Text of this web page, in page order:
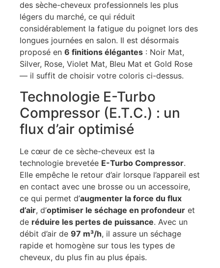
des sèche-cheveux professionnels les plus
légers du marché, ce qui réduit
considérablement la fatigue du poignet lors des
longues journées en salon. Il est désormais
proposé en 6 finitions élégantes : Noir Mat,
Silver, Rose, Violet Mat, Bleu Mat et Gold Rose
— il suffit de choisir votre coloris ci-dessus.
Technologie E-Turbo
Compressor (E.T.C.) : un
flux d’air optimisé
Le cœur de ce sèche-cheveux est la
technologie brevetée E-Turbo Compressor.
Elle empêche le retour d’air lorsque l’appareil est
en contact avec une brosse ou un accessoire,
ce qui permet d’augmenter la force du flux
d’air, d’optimiser le séchage en profondeur et
de réduire les pertes de puissance. Avec un
débit d’air de 97 m³/h, il assure un séchage
rapide et homogène sur tous les types de
cheveux, du plus fin au plus épais.